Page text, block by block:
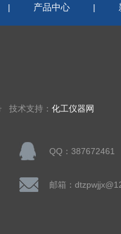
| 产品中心 |
技术支持： 化工仪器网
QQ：387672461
邮箱：